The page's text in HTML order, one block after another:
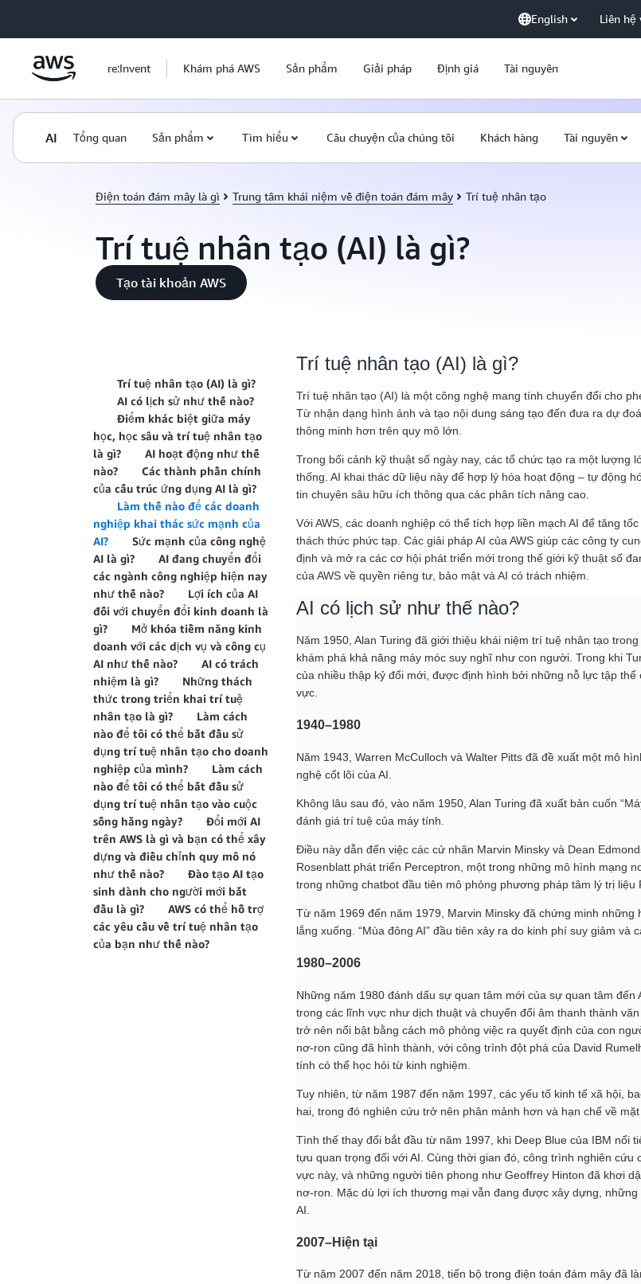
English Liên hệ
re:Invent Khám phá AWS Sản phẩm Giải pháp Định giá Tài nguyên
AI Tổng quan Sản phẩm Tìm hiểu Câu chuyện của chúng tôi Khách hàng Tài nguyên
Điện toán đám mây là gì Trung tâm khái niệm về điện toán đám mây Trí tuệ nhân tạo
Trí tuệ nhân tạo (AI) là gì?
Tạo tài khoản AWS
Trí tuệ nhân tạo (AI) là gì?
AI có lịch sử như thế nào?
Điểm khác biệt giữa máy
học, học sâu và trí tuệ nhân tạo
là gì?
AI hoạt động như thế
nào?
Các thành phần chính
của cấu trúc ứng dụng AI là gì?
Làm thế nào để các doanh
nghiệp khai thác sức mạnh của
AI?
Sức mạnh của công nghệ
AI là gì?
AI đang chuyển đổi
các ngành công nghiệp hiện nay
như thế nào?
Lợi ích của AI
đối với chuyển đổi kinh doanh là
gì?
Mở khóa tiềm năng kinh
doanh với các dịch vụ và công cụ
AI như thế nào?
AI có trách
nhiệm là gì?
Những thách
thức trong triển khai trí tuệ
nhân tạo là gì?
Làm cách
nào để tôi có thể bắt đầu sử
dụng trí tuệ nhân tạo cho doanh
nghiệp của mình?
Làm cách
nào để tôi có thể bắt đầu sử
dụng trí tuệ nhân tạo vào cuộc
sống hằng ngày?
Đổi mới AI
trên AWS là gì và bạn có thể xây
dựng và điều chỉnh quy mô nó
như thế nào?
Đào tạo AI tạo
sinh dành cho người mới bắt
đầu là gì?
AWS có thể hỗ trợ
các yêu cầu về trí tuệ nhân tạo
của bạn như thế nào?
Trí tuệ nhân tạo (AI) là gì?
Trí tuệ nhân tạo (AI) là một công nghệ mang tính chuyển đổi cho
Từ nhận dạng hình ảnh và tạo nội dung sáng tạo đến đưa ra dự
thông minh hơn trên quy mô lớn.
Trong bối cảnh kỹ thuật số ngày nay, các tổ chức tạo ra một
thống. AI khai thác dữ liệu này để hợp lý hóa hoạt động – tự động
tin chuyên sâu hữu ích thông qua các phân tích nâng cao.
Với AWS, các doanh nghiệp có thể tích hợp liền mạch AI để tăng
thách thức phức tạp. Các giải pháp AI của AWS giúp các công ty
định và mở ra các cơ hội phát triển mới trong thế giới kỹ thuật số
của AWS về quyền riêng tư, bảo mật và AI có trách nhiệm.
AI có lịch sử như thế nào?
Năm 1950, Alan Turing đã giới thiệu khái niệm trí tuệ nhân tạo
khám phá khả năng máy móc suy nghĩ như con người. Trong khi
của nhiều thập kỷ đổi mới, được định hình bởi những nỗ lực tập
vực.
1940–1980
Năm 1943, Warren McCulloch và Walter Pitts đã đề xuất một mô
nghệ cốt lõi của AI.
Không lâu sau đó, vào năm 1950, Alan Turing đã xuất bản cuốn
đánh giá trí tuệ của máy tính.
Điều này dẫn đến việc các cử nhân Marvin Minsky và Dean
Rosenblatt phát triển Perceptron, một trong những mô hình mạng
trong những chatbot đầu tiên mô phỏng phương pháp tâm lý trị liệu
Từ năm 1969 đến năm 1979, Marvin Minsky đã chứng minh
lắng xuống. “Mùa đông AI” đầu tiên xảy ra do kinh phí suy giảm và
1980–2006
Những năm 1980 đánh dấu sự quan tâm mới của sự quan tâm
trong các lĩnh vực như dịch thuật và chuyển đổi âm thanh thành
trở nên nổi bật bằng cách mô phỏng việc ra quyết định của con
nơ-ron cũng đã hình thành, với công trình đột phá của David
tính có thể học hỏi từ kinh nghiệm.
Tuy nhiên, từ năm 1987 đến năm 1997, các yếu tố kinh tế xã hội,
hai, trong đó nghiên cứu trở nên phân mảnh hơn và hạn chế về
Tình thế thay đổi bắt đầu từ năm 1997, khi Deep Blue của IBM nổi
tựu quan trọng đối với AI. Cùng thời gian đó, công trình nghiên
vực này, và những người tiên phong như Geoffrey Hinton đã khơi
nơ-ron. Mặc dù lợi ích thương mại vẫn đang được xây dựng,
AI.
2007–Hiện tại
Từ năm 2007 đến năm 2018, tiến bộ trong điện toán đám mây đã